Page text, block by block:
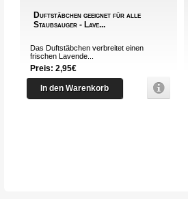
Duftstäbchen geeignet für alle
Staubsauger - Lave...
Das Duftstäbchen verbreitet einen
frischen Lavende...
Preis: 2,95€
In den Warenkorb